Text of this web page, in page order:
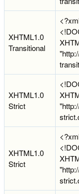
XHTML1.0
Transitional
XHTML1.0
Strict
XHTML1.0
Strict